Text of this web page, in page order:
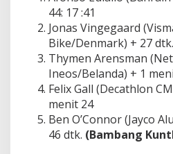
44: 17 :41
Jonas Vingegaard
Bike/Denmark) + 27 dtk.
Thymen Arensman
Ineos/Belanda) + 1
Felix Gall (Decathlon
menit 24
Ben O’Connor (Jayco
46 dtk. (Bambang